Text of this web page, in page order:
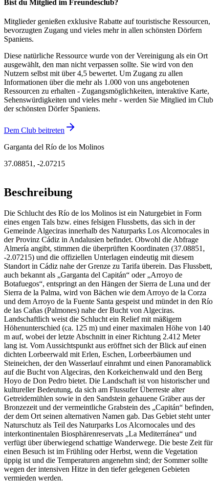
Bist du Mitglied im Freundesclub?
Mitglieder genießen exklusive Rabatte auf touristische Ressourcen,
bevorzugten Zugang und vieles mehr in allen schönsten Dörfern
Spaniens.
Diese natürliche Ressource wurde von der Vereinigung als ein Ort
ausgewählt, den man nicht verpassen sollte. Sie wird von den
Nutzern selbst mit über 4,5 bewertet. Um Zugang zu allen
Informationen über die mehr als 1.000 von uns angebotenen
Ressourcen zu erhalten - Zugangsmöglichkeiten, interaktive Karte,
Sehenswürdigkeiten und vieles mehr - werden Sie Mitglied im Club
der schönsten Dörfer Spaniens.
Dem Club beitreten
Garganta del Río de los Molinos
37.08851, -2.07215
Beschreibung
Die Schlucht des Río de los Molinos ist ein Naturgebiet in Form
eines engen Tals bzw. eines felsigen Flussbetts, das sich in der
Gemeinde Algeciras innerhalb des Naturparks Los Alcornocales in
der Provinz Cádiz in Andalusien befindet. Obwohl die Abfrage
Almería angibt, stimmen die überprüften Koordinaten (37.08851,
-2.07215) und die offiziellen Unterlagen eindeutig mit diesem
Standort in Cádiz nahe der Grenze zu Tarifa überein. Das Flussbett,
auch bekannt als „Garganta del Capitán“ oder „Arroyo de
Botafuegos“, entspringt an den Hängen der Sierra de Luna und der
Sierra de la Palma, wird von Bächen wie dem Arroyo de la Corza
und dem Arroyo de la Fuente Santa gespeist und mündet in den Río
de las Cañas (Palmones) nahe der Bucht von Algeciras.
Landschaftlich weist die Schlucht ein Relief mit mäßigem
Höhenunterschied (ca. 125 m) und einer maximalen Höhe von 140
m auf, wobei der letzte Abschnitt in einer Richtung 2.412 Meter
lang ist. Vom Aussichtspunkt aus eröffnet sich der Blick auf einen
dichten Lorbeerwald mit Erlen, Eschen, Lorbeerbäumen und
Steineichen, der den Wasserlauf einrahmt und einen Panoramablick
auf die Bucht von Algeciras, den Korkeichenwald und den Berg
Hoyo de Don Pedro bietet. Die Landschaft ist von historischer und
kultureller Bedeutung, da sich am Flussufer Überreste alter
Getreidemühlen sowie in den Sandstein gehauene Gräber aus der
Bronzezeit und der vermeintliche Grabstein des „Capitán“ befinden,
der dem Ort seinen alternativen Namen gab. Das Gebiet steht unter
Naturschutz als Teil des Naturparks Los Alcornocales und des
interkontinentalen Biosphärenreservats „La Mediterránea“ und
verfügt über überwiegend schattige Wanderwege. Die beste Zeit für
einen Besuch ist im Frühling oder Herbst, wenn die Vegetation
üppig ist und die Temperaturen angenehm sind; der Sommer sollte
wegen der intensiven Hitze in den tiefer gelegenen Gebieten
vermieden werden.